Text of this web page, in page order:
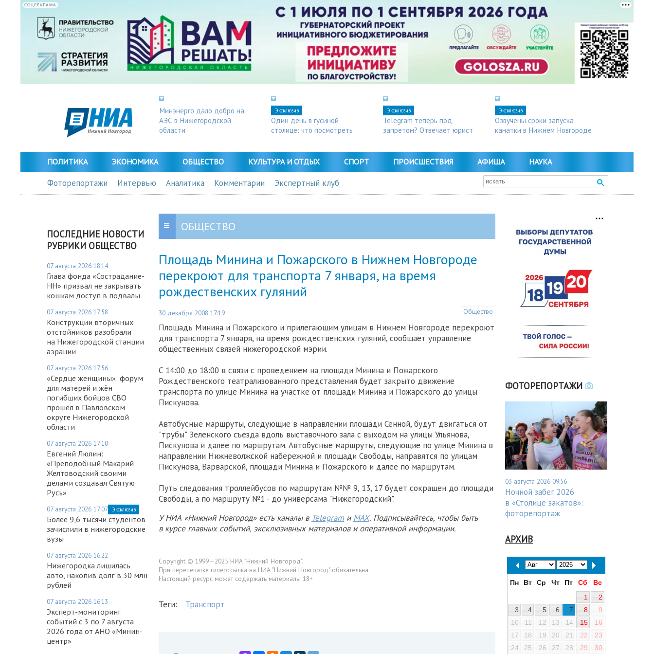
СОЦРЕКЛАМА
Минэнерго дало добро на
АЭС в Нижегородской
области
Эксклюзив
Один день в гусиной
столице: что посмотреть
Эксклюзив
Telegram теперь под
запретом? Отвечает юрист
Эксклюзив
Озвучены сроки запуска
канатки в Нижнем Новгороде
ПОЛИТИКА ЭКОНОМИКА ОБЩЕСТВО КУЛЬТУРА И ОТДЫХ СПОРТ ПРОИСШЕСТВИЯ АФИША НАУКА
Фоторепортажи Интервью Аналитика Комментарии Экспертный клуб
ПОСЛЕДНИЕ НОВОСТИ
РУБРИКИ ОБЩЕСТВО
07 августа 2026 18:14
Глава фонда «Сострадание-
НН» призвал не закрывать
кошкам доступ в подвалы
07 августа 2026 17:58
Конструкции вторичных
отстойников разобрали
на Нижегородской станции
аэрации
07 августа 2026 17:56
«Сердце женщины»: форум
для матерей и жён
погибших бойцов СВО
прошёл в Павловском
округе Нижегородской
области
07 августа 2026 17:10
Евгений Люлин:
«Преподобный Макарий
Желтоводский своими
делами создавал Святую
Русь»
07 августа 2026 17:07 Эксклюзив
Более 9,6 тысячи студентов
зачислили в нижегородские
вузы
07 августа 2026 16:22
Нижегородка лишилась
авто, накопив долг в 30 млн
рублей
07 августа 2026 16:13
Эксперт-мониторинг
событий с 3 по 7 августа
2026 года от АНО «Минин-
центр»
ОБЩЕСТВО
Площадь Минина и Пожарского в Нижнем Новгороде
перекроют для транспорта 7 января, на время
рождественских гуляний
30 декабря 2008 17:19 Общество
Площадь Минина и Пожарского и прилегающим улицам в Нижнем Новгороде перекроют
для транспорта 7 января, на время рождественских гуляний, сообщает управление
общественных связей нижегородской мэрии.
С 14:00 до 18:00 в связи с проведением на площади Минина и Пожарского
Рождественского театрализованного представления будет закрыто движение
транспорта по улице Минина на участке от площади Минина и Пожарского до улицы
Пискунова.
Автобусные маршруты, следующие в направлении площади Сенной, будут двигаться от
"трубы" Зеленского съезда вдоль выставочного зала с выходом на улицы Ульянова,
Пискунова и далее по маршрутам. Автобусные маршруты, следующие по улице Минина в
направлении Нижневолжской набережной и площади Свободы, направятся по улицам
Пискунова, Варварской, площади Минина и Пожарского и далее по маршрутам.
Путь следования троллейбусов по маршрутам №№ 9, 13, 17 будет сокращен до площади
Свободы, а по маршруту №1 - до универсама "Нижегородский".
У НИА «Нижний Новгород» есть каналы в Telegram и MAX. Подписывайтесь, чтобы быть
в курсе главных событий, эксклюзивных материалов и оперативной информации.
Copyright © 1999—2025 НИА "Нижний Новгород".
При перепечатке гиперссылка на НИА "Нижний Новгород" обязательна.
Настоящий ресурс может содержать материалы 18+
Теги: Транспорт
ФОТОРЕПОРТАЖИ
03 августа 2026 09:56
Ночной забег 2026
в «Столице закатов»:
фоторепортаж
АРХИВ
Пн Вт Ср Чт Пт Сб
Вс
1
2
3
4 5 6 7 8
9
10
11 12 13 14 15
16
17
18 19 20 21 22
23
24
25 26 27 28 29
30